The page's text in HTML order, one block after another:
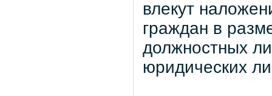
влекут
граждан в
должностных
юридических